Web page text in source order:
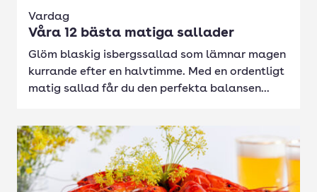
Vardag
Våra 12 bästa matiga sallader
Glöm blaskig isbergssallad som lämnar magen
kurrande efter en halvtimme. Med en ordentligt
matig sallad får du den perfekta balansen...